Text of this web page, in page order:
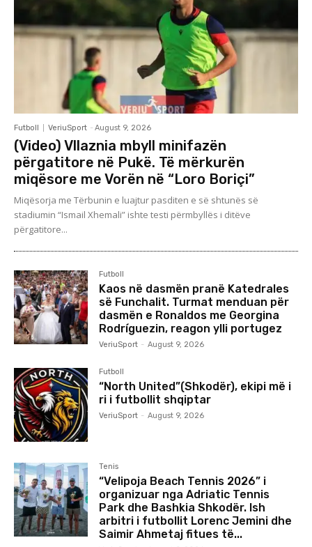
Futboll VeriuSport - August 9, 2026
(Video) Vllaznia mbyll minifazën
përgatitore në Pukë. Të mërkurën
miqësore me Vorën në “Loro Boriçi”
Miqësorja me Tërbunin e luajtur pasditen e së shtunës së
stadiumin “Ismail Xhemali” ishte testi përmbyllës i ditëve
përgatitore...
Futboll
Kaos në dasmën pranë Katedrales
së Funchalit. Turmat menduan për
dasmën e Ronaldos me Georgina
Rodríguezin, reagon ylli portugez
VeriuSport - August 9, 2026
Futboll
“North United”(Shkodër), ekipi më i
ri i futbollit shqiptar
VeriuSport - August 9, 2026
Tenis
“Velipoja Beach Tennis 2026” i
organizuar nga Adriatic Tennis
Park dhe Bashkia Shkodër. Ish
arbitri i futbollit Lorenc Jemini dhe
Saimir Ahmetaj fitues të...